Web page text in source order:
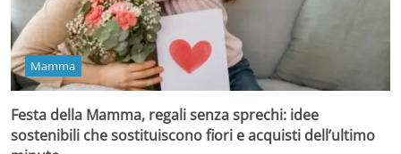
Mamma
Festa della Mamma, regali senza sprechi: idee
sostenibili che sostituiscono fiori e acquisti dell’ultimo